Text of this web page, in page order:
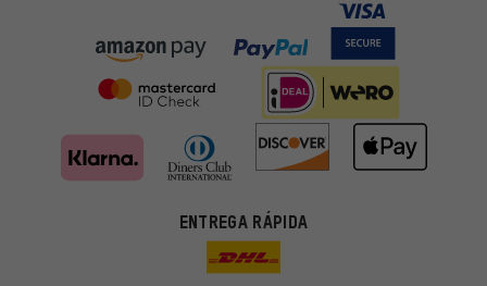
ENTREGA RÁPIDA
En lugar de publicidad al azar, obtendrás ofertas adecuadas para
ti. Las cookies de marketing nos ayudan a identificar tus
intereses con nuestros socios publicitarios y a mostrarte ofertas